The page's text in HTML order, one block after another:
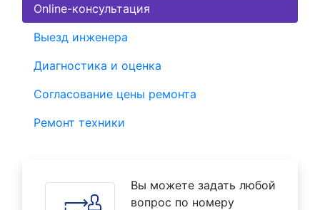
Online-консультация
Выезд инженера
Диагностика и оценка
Согласование цены ремонта
Ремонт техники
Вы можете задать любой
вопрос по номеру